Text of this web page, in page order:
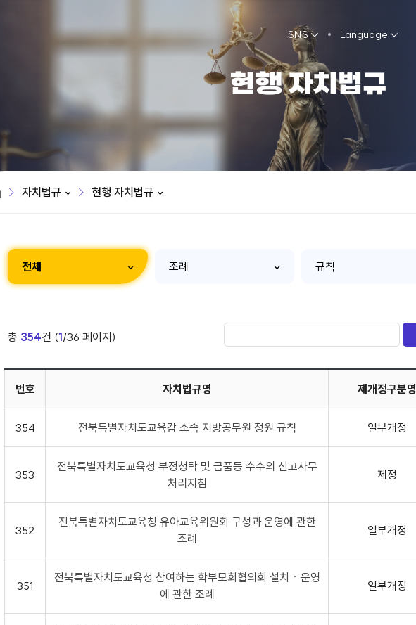
SNS Language
현행 자치법규
자치법규 현행 자치법규
전체 조례 규칙
총 354건 (1/36 페이지)
번호 자치법규명 제개정구분명
354 전북특별자치도교육감 소속 지방공무원 정원 규칙 일부개정
353
전북특별자치도교육청 부정청탁 및 금품등 수수의 신고사무
처리지침
제정
352
전북특별자치도교육청 유아교육위원회 구성과 운영에 관한
조례
일부개정
351
전북특별자치도교육청 참여하는 학부모회협의회 설치ㆍ운영
에 관한 조례
일부개정